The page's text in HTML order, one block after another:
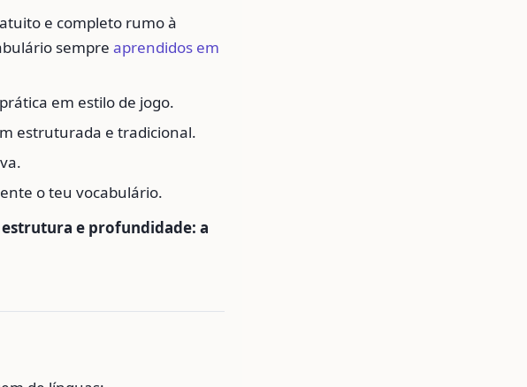
e completo rumo à
sempre aprendidos em
em estilo de jogo.
estruturada e tradicional.
o teu vocabulário.
estrutura e profundidade: a